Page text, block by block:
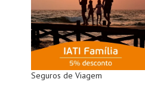
Seguros de Viagem